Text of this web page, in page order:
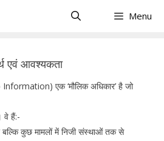
Menu
एवं आवश्यकता
एक ‘मौलिक अधिकार’ है जो
वे हैं:-
बल्कि कुछ मामलों में निजी संस्थाओं तक से